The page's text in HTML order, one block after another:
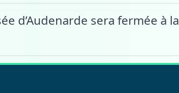
d’Audenarde sera fermée à la